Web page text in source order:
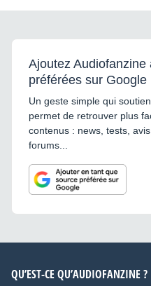
Ajoutez Audiofanzine
préférées sur Google
Un geste simple qui
permet de retrouver plus
contenus : news, tests,
forums...
QU’EST-CE QU’AUDIOFANZINE ?